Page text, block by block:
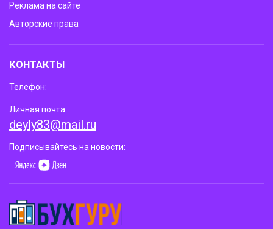
Реклама на сайте
Авторские права
КОНТАКТЫ
Телефон:
Личная почта:
deyly83@mail.ru
Подписывайтесь на новости: